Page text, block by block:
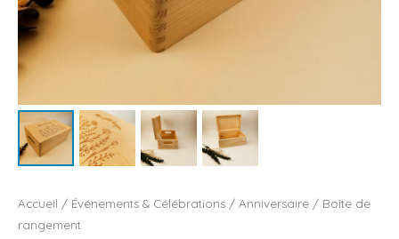
Accueil / Événements & Célébrations / Anniversaire / Boîte de
rangement